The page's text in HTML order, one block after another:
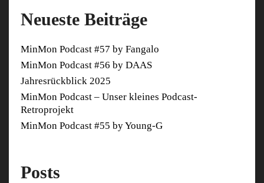
Neueste Beiträge
MinMon Podcast #57 by Fangalo
MinMon Podcast #56 by DAAS
Jahresrückblick 2025
MinMon Podcast – Unser kleines Podcast-
Retroprojekt
MinMon Podcast #55 by Young-G
Posts